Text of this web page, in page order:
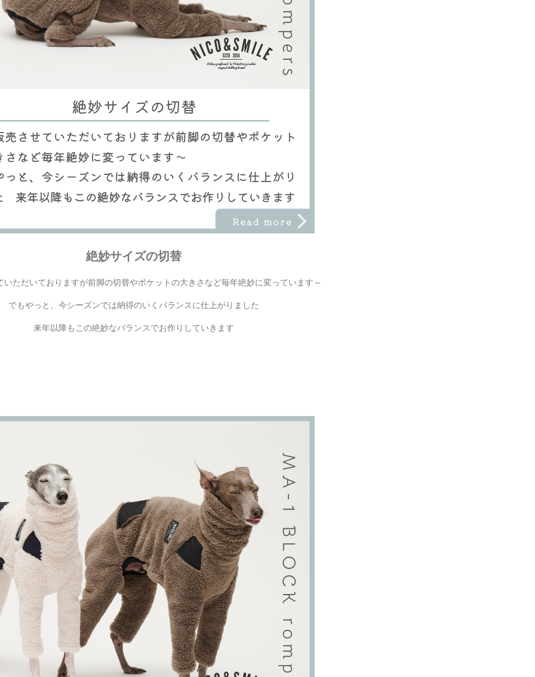
絶妙サイズの切替
いただいておりますが前脚の切替やポケットの大きさなど毎年絶妙に変っています～
でもやっと、今シーズンでは納得のいくバランスに仕上がりました
来年以降もこの絶妙なバランスでお作りしていきます